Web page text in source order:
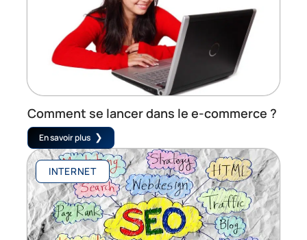
Comment se lancer dans le e-commerce ?
En savoir plus
INTERNET